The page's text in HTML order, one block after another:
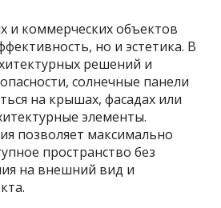
коммерческих объектов
но и эстетика. В
решений и
солнечные панели
на крышах, фасадах или
элементы.
позволяет максимально
пространство без
на внешний вид и